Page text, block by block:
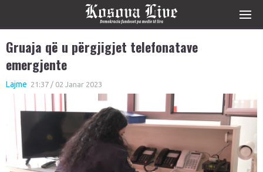
Gruaja që u përgjigjet telefonatave
emergjente
Lajme 21:37 / 02 Janar 2023